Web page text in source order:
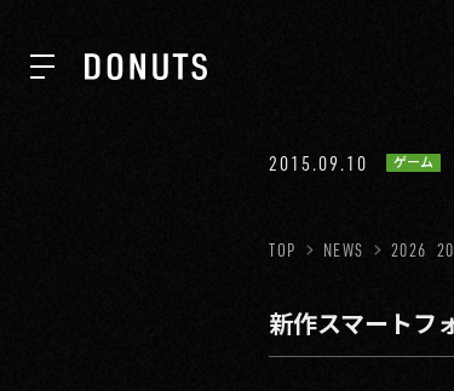
ABOUT
2015.09.10 ゲーム
TOP NEWS 2026
新作スマートフ